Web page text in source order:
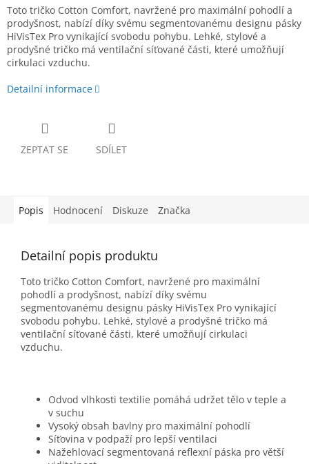
Toto tričko Cotton Comfort, navržené pro maximální pohodlí a
prodyšnost, nabízí díky svému segmentovanému designu pásky
HiVisTex Pro vynikající svobodu pohybu. Lehké, stylové a
prodyšné tričko má ventilační síťované části, které umožňují
cirkulaci vzduchu.
Detailní informace
ZEPTAT SE SDÍLET
Popis Hodnocení Diskuze Značka
Detailní popis produktu
Toto tričko Cotton Comfort, navržené pro maximální
pohodlí a prodyšnost, nabízí díky svému
segmentovanému designu pásky HiVisTex Pro vynikající
svobodu pohybu. Lehké, stylové a prodyšné tričko má
ventilační síťované části, které umožňují cirkulaci
vzduchu.
Odvod vlhkosti textilie pomáhá udržet tělo v teple a
v suchu
Vysoký obsah bavlny pro maximální pohodlí
Síťovina v podpaží pro lepší ventilaci
Nažehlovací segmentovaná reflexní páska pro větší